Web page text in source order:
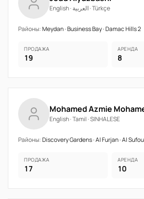
English · العربية · Türkçe
Районы:Meydan · Business Bay · Damac Hills 2
ПРОДАЖА
19
АРЕНДА
8
Mohamed Azmie
English · Tamil · SINHALESE
Районы:Discovery Gardens · Al Furjan · Al
ПРОДАЖА
17
АРЕНДА
10